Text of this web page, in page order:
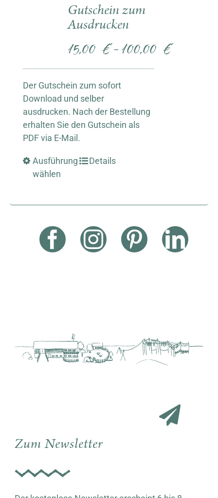
Gutschein zum
Ausdrucken
15,00€ – 100,00€
Der Gutschein zum sofort
Download und selber
ausdrucken. Nach der Bestellung
erhalten Sie den Gutschein als
PDF via E-Mail.
Ausführung
wählen
Details
Zum Newsletter